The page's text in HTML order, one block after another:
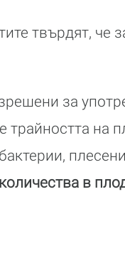
твърдят, че
за
трайността на
в